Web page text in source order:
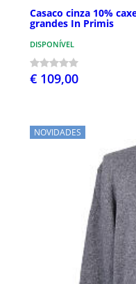
Casaco cinza 10%
grandes In Primis
DISPONÍVEL
€ 109,00
NOVIDADES